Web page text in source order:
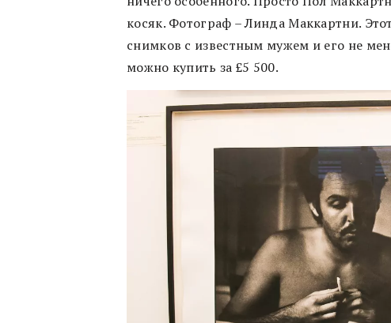
косяк. Фотограф – Линда Маккартни.
снимков с известным мужем и его не
можно купить за £5 500.